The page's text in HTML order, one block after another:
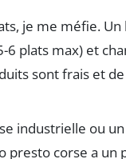
je me méfie. Un
6 plats max) et
sont frais et de
industrielle ou un
presto corse a un